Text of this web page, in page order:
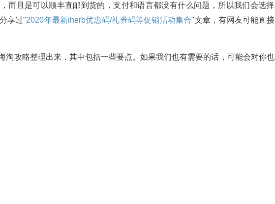
而且是可以顺丰直邮到货的，支付和语言都没有什么问题，所以我们会选
享过"2020年最新iherb优惠码/礼券码等促销活动集合"文章，有网友可能直
淘攻略整理出来，其中包括一些要点。如果我们也有需要的话，可能会对你